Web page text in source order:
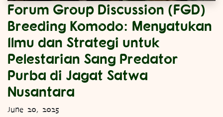
Forum Group Discussion (FGD)
Breeding Komodo: Menyatukan
Ilmu dan Strategi untuk
Pelestarian Sang Predator
Purba di Jagat Satwa
Nusantara
June 20, 2025